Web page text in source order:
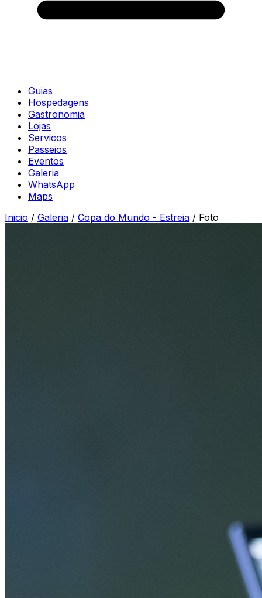
Guias
Hospedagens
Gastronomia
Lojas
Servicos
Passeios
Eventos
Galeria
WhatsApp
Maps
Inicio / Galeria / Copa do Mundo - Estreia / Foto